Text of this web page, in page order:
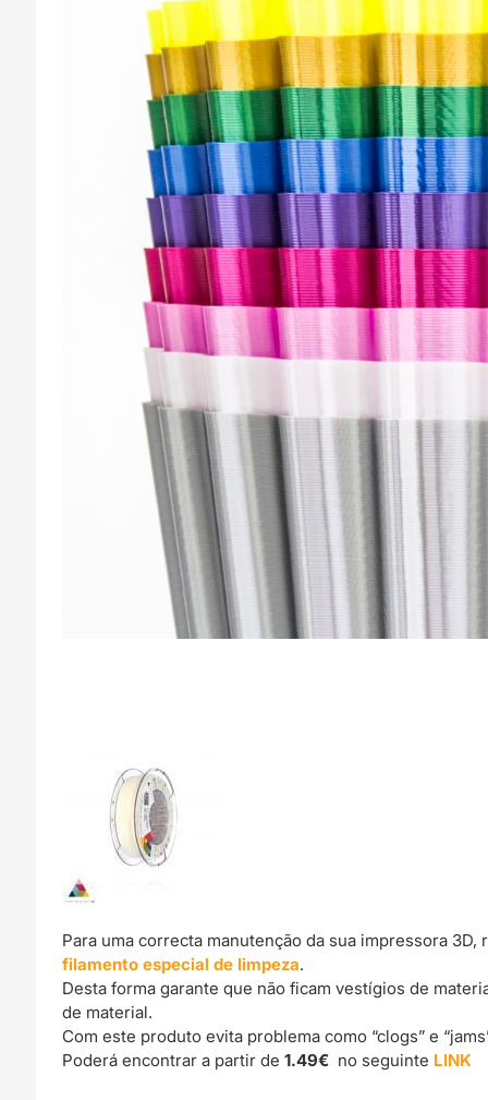
Para uma correcta manutenção da sua impressora
filamento especial de limpeza.
Desta forma garante que não ficam vestígios de
de material.
Com este produto evita problema como “clogs” e
Poderá encontrar a partir de1.49€ no seguinte LINK